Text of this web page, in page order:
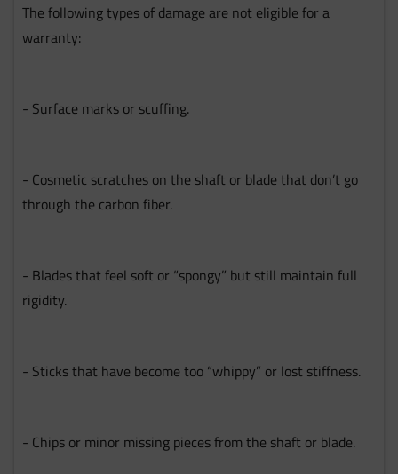
The following types of damage are not eligible for a
warranty:
- Surface marks or scuffing.
- Cosmetic scratches on the shaft or blade that don’t go
through the carbon fiber.
- Blades that feel soft or “spongy” but still maintain full
rigidity.
- Sticks that have become too “whippy” or lost stiffness.
- Chips or minor missing pieces from the shaft or blade.